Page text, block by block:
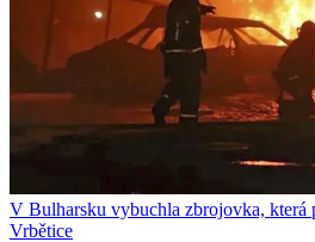
V Bulharsku vybuchla zbrojovka, která
Vrbětice